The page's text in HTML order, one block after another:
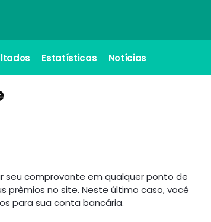
Estatísticas Notícias
seu comprovante em qualquer ponto de
prêmios no site. Neste último caso, você
para sua conta bancária.